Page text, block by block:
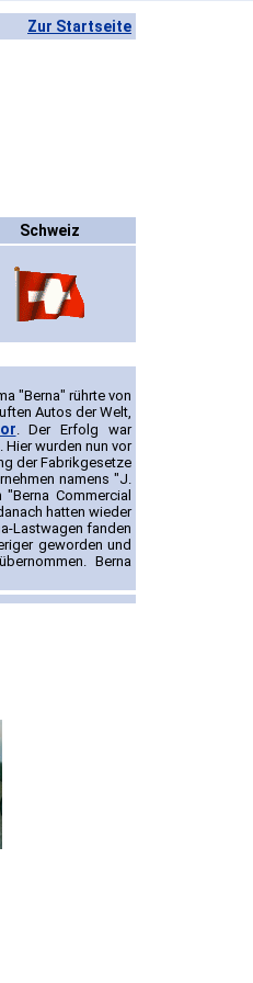
Zur Startseite
Schweiz
"Berna" rührte von
Autos der Welt,
. Der Erfolg war
wurden nun vor
der Fabrikgesetze
namens "J.
Commercial
hatten wieder
Lastwagen fanden
geworden und
Berna